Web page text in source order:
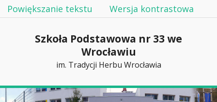
Powiększanie tekstu Wersja kontrastowa
Szkoła Podstawowa nr 33 we
Wrocławiu
im. Tradycji Herbu Wrocławia